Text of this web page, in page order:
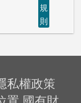
規
則
私權政策